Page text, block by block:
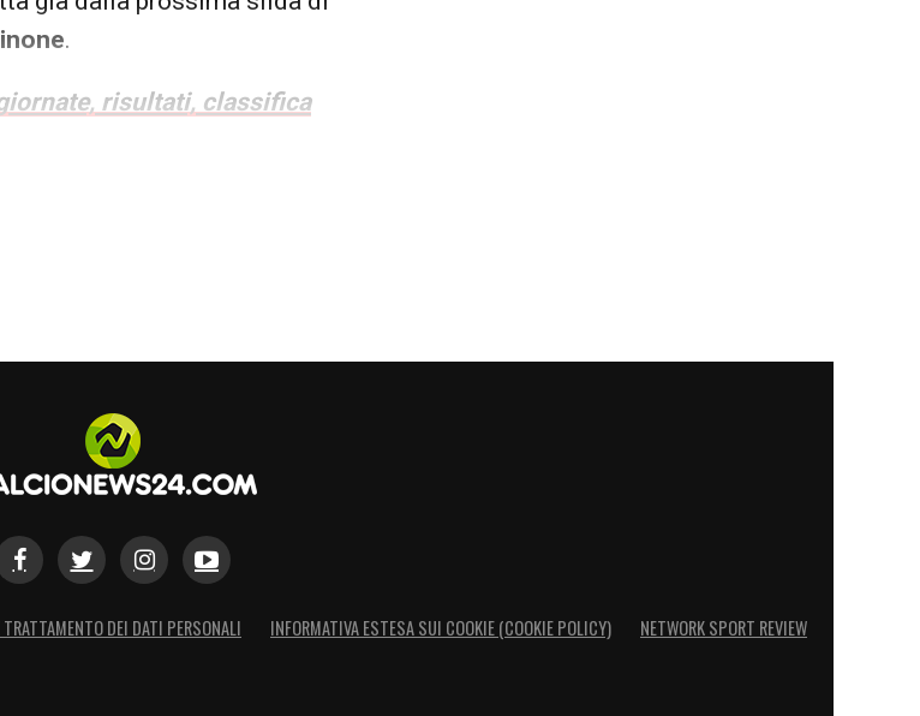
.
risultati, classifica
DEI DATI PERSONALI INFORMATIVA ESTESA SUI COOKIE (COOKIE POLICY) NETWORK SPORT REVIEW